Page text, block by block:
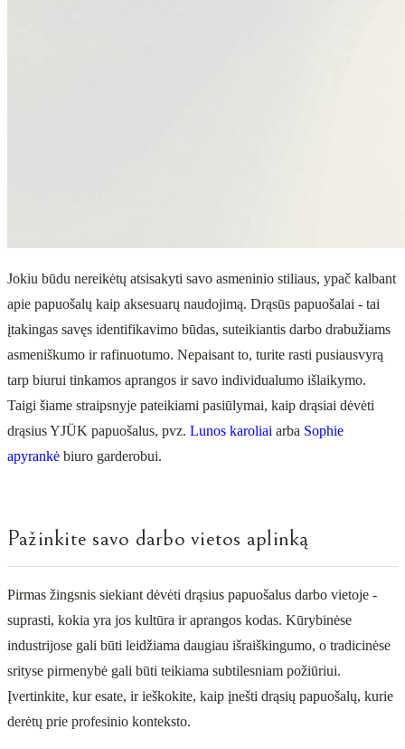
Jokiu būdu nereikėtų atsisakyti savo asmeninio stiliaus, ypač kalbant
apie papuošalų kaip aksesuarų naudojimą. Drąsūs papuošalai - tai
įtakingas savęs identifikavimo būdas, suteikiantis darbo drabužiams
asmeniškumo ir rafinuotumo. Nepaisant to, turite rasti pusiausvyrą
tarp biurui tinkamos aprangos ir savo individualumo išlaikymo.
Taigi šiame straipsnyje pateikiami pasiūlymai, kaip drąsiai dėvėti
drąsius YJÜK papuošalus, pvz. Lunos karoliai arba Sophie
apyrankė biuro garderobui.
Pažinkite savo darbo vietos aplinką
Pirmas žingsnis siekiant dėvėti drąsius papuošalus darbo vietoje -
suprasti, kokia yra jos kultūra ir aprangos kodas. Kūrybinėse
industrijose gali būti leidžiama daugiau išraiškingumo, o tradicinėse
srityse pirmenybė gali būti teikiama subtilesniam požiūriui.
Įvertinkite, kur esate, ir ieškokite, kaip įnešti drąsių papuošalų, kurie
derėtų prie profesinio konteksto.